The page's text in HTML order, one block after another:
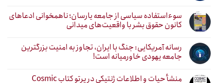
سوءاستفاده سیاسی از جامعه یارسان؛ ناهمخوانی ادعاهای
کانون حقوق بشر با واقعیت‌های میدانی
رسانه آمریکایی: جنگ با ایران، تجاوز به امنیت بزرگترین
جامعه یهودی خاورمیانه است!
منشأ حیات و اطلاعات ژنتیکی در پرتو کتاب Cosmic